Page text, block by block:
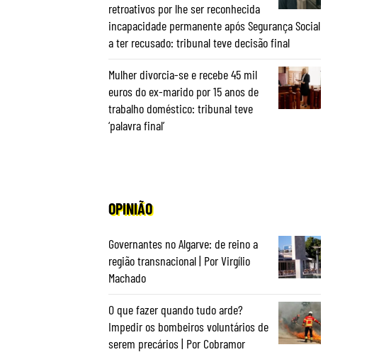
retroativos por lhe ser reconhecida
incapacidade permanente após Segurança Social
a ter recusado: tribunal teve decisão final
Mulher divorcia-se e recebe 45 mil
euros do ex-marido por 15 anos de
trabalho doméstico: tribunal teve
‘palavra final’
OPINIÃO
Governantes no Algarve: de reino a
região transnacional | Por Virgílio
Machado
O que fazer quando tudo arde?
Impedir os bombeiros voluntários de
serem precários | Por Cobramor